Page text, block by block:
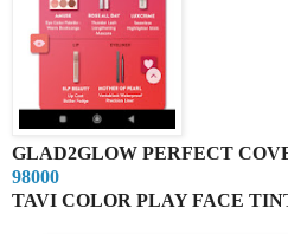
GLAD2GLOW PERFECT
98000
TAVI COLOR PLAY FACE